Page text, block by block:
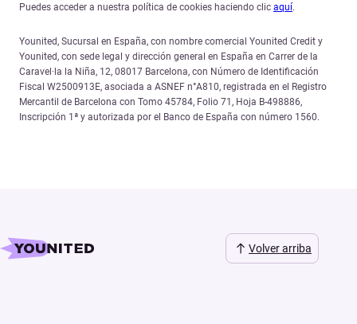
Puedes acceder a nuestra política de cookies haciendo clic aquí.
Younited, Sucursal en España, con nombre comercial Younited Credit y
Younited, con sede legal y dirección general en España en Carrer de la
Caravel·la la Niña, 12, 08017 Barcelona, con Número de Identificación
Fiscal W2500913E, asociada a ASNEF n°A810, registrada en el Registro
Mercantil de Barcelona con Tomo 45784, Folio 71, Hoja B-498886,
Inscripción 1ª y autorizada por el Banco de España con número 1560.
Volver arriba